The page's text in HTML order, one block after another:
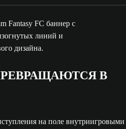
В
на поле внутриигровыми